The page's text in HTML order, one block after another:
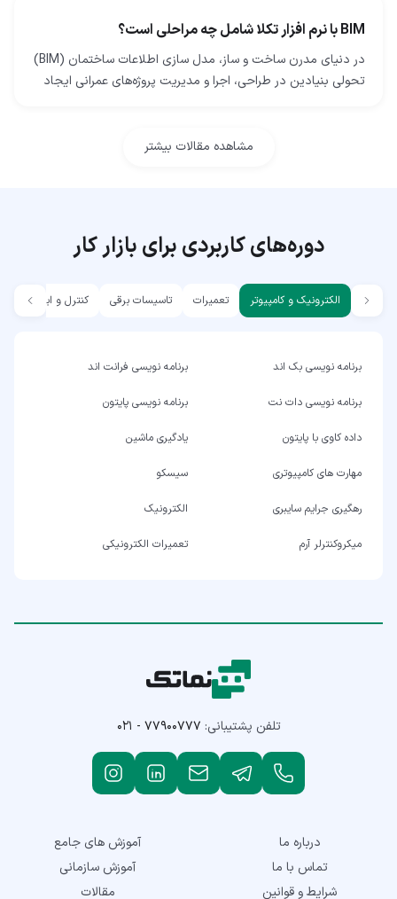
BIM با نرم افزار تکلا شامل چه مراحلی است؟
در دنیای مدرن ساخت ‌و ساز، مدل ‌سازی اطلاعات ساختمان (BIM)
تحولی بنیادین در طراحی، اجرا و مدیریت پروژه‌های عمرانی ایجاد
مشاهده مقالات بیشتر
دوره‌های کاربردی برای بازار کار
الکترونیک و کامپیوتر تعمیرات تاسیسات برقی کنترل و ابزار دقیق
برنامه نویسی بک اند برنامه نویسی فرانت اند
برنامه نویسی دات نت برنامه نویسی پایتون
داده کاوی با پایتون یادگیری ماشین
مهارت های کامپیوتری سیسکو
رهگیری جرایم سایبری الکترونیک
میکروکنترلر آرم تعمیرات الکترونیکی
تلفن پشتیبانی: ۰۲۱ - ۷۷۹۰۰۷۷۷
درباره ما
تماس با ما
شرایط و قوانین
آموزش های جامع
آموزش سازمانی
مقالات